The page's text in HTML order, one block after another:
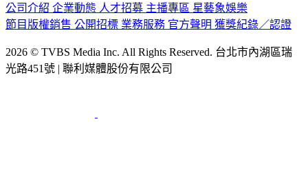
公司介紹 企業動態 人才招募 主播專區 星藝象娛樂
節目版權銷售 公開招標 業務服務 官方聲明 獲獎紀錄／認證
2026 © TVBS Media Inc. All Rights Reserved. 台北市內湖區瑞
光路451號 | 聯利媒體股份有限公司